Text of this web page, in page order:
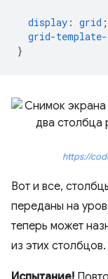
display : grid ;
grid-template-
}
https://
Вот и все,
переданы на
теперь может
из этих столбцов.